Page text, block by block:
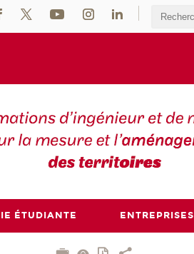
ÉTUDIANTE ENTREPRISES